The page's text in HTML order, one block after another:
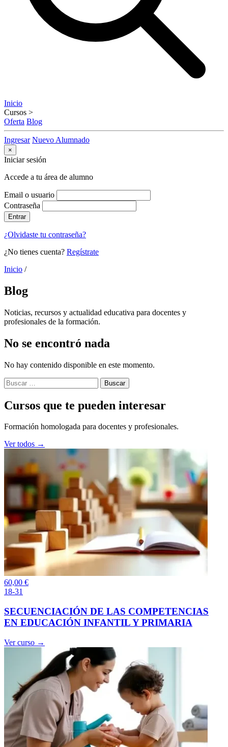
Inicio
Cursos >
Oferta Blog
Ingresar Nuevo Alumnado
×
Iniciar sesión
Accede a tu área de alumno
Email o usuario
Contraseña
Entrar
¿Olvidaste tu contraseña?
¿No tienes cuenta? Regístrate
Inicio /
Blog
Noticias, recursos y actualidad educativa para docentes y
profesionales de la formación.
No se encontró nada
No hay contenido disponible en este momento.
Buscar:
Cursos que te pueden interesar
Formación homologada para docentes y profesionales.
Ver todos →
60,00 €
18-31
SECUENCIACIÓN DE LAS COMPETENCIAS
EN EDUCACIÓN INFANTIL Y PRIMARIA
Ver curso →